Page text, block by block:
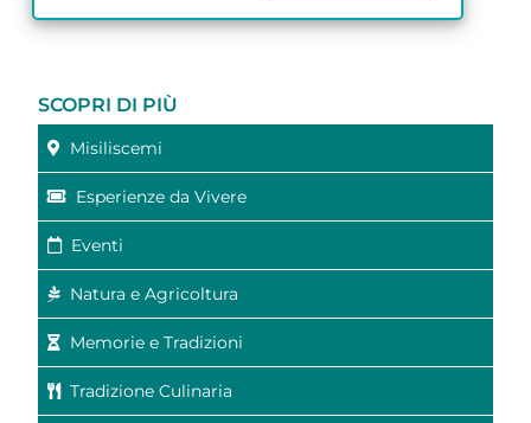
SCOPRI DI PIÙ
Misiliscemi
Esperienze da Vivere
Eventi
Natura e Agricoltura
Memorie e Tradizioni
Tradizione Culinaria